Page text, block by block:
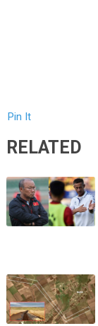
Pin It
RELATED